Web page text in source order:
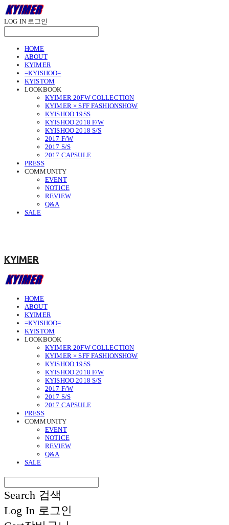
LOG IN 로그인
HOME
ABOUT
KYIMER
=KYISHOO=
KYISTOM
LOOKBOOK
KYIMER 20FW COLLECTION
KYIMER × SFF FASHIONSHOW
KYISHOO 19SS
KYISHOO 2018 F/W
KYISHOO 2018 S/S
2017 F/W
2017 S/S
2017 CAPSULE
PRESS
COMMUNITY
EVENT
NOTICE
REVIEW
Q&A
SALE
KYIMER
HOME
ABOUT
KYIMER
=KYISHOO=
KYISTOM
LOOKBOOK
KYIMER 20FW COLLECTION
KYIMER × SFF FASHIONSHOW
KYISHOO 19SS
KYISHOO 2018 F/W
KYISHOO 2018 S/S
2017 F/W
2017 S/S
2017 CAPSULE
PRESS
COMMUNITY
EVENT
NOTICE
REVIEW
Q&A
SALE
Search 검색
Log In 로그인